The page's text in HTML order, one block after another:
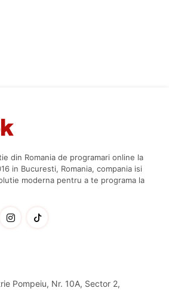
din Romania de programari online la
in Bucuresti, Romania, compania isi
moderna pentru a te programa la
Pompeiu, Nr. 10A, Sector 2,